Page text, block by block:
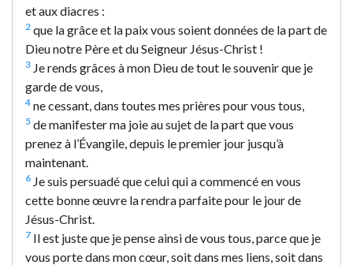
et aux diacres :
2 que la grâce et la paix vous soient données de la part de
Dieu notre Père et du Seigneur Jésus-Christ !
3 Je rends grâces à mon Dieu de tout le souvenir que je
garde de vous,
4 ne cessant, dans toutes mes prières pour vous tous,
5 de manifester ma joie au sujet de la part que vous
prenez à l’Évangile, depuis le premier jour jusqu’à
maintenant.
6 Je suis persuadé que celui qui a commencé en vous
cette bonne œuvre la rendra parfaite pour le jour de
Jésus-Christ.
7 Il est juste que je pense ainsi de vous tous, parce que je
vous porte dans mon cœur, soit dans mes liens, soit dans